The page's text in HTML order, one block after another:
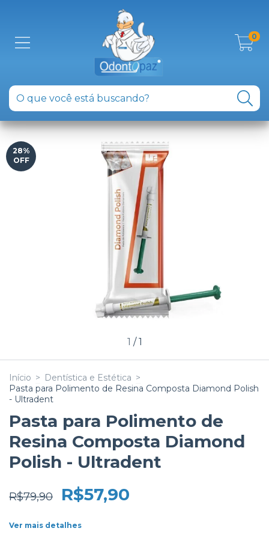
0
28%
OFF
1 /1
Início > Dentística e Estética >
Pasta para Polimento de Resina Composta Diamond Polish
- Ultradent
Pasta para Polimento de
Resina Composta Diamond
Polish - Ultradent
R$79,90 R$57,90
Ver mais detalhes